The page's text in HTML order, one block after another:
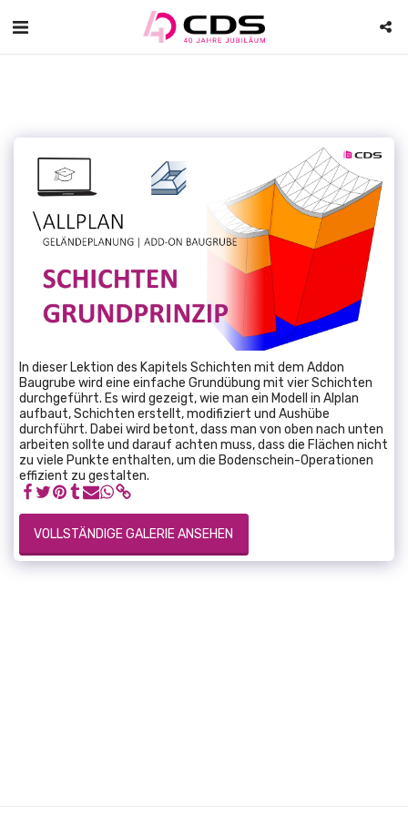
In dieser Lektion des Kapitels Schichten mit dem Addon
Baugrube wird eine einfache Grundübung mit vier Schichten
durchgeführt. Es wird gezeigt, wie man ein Modell in Alplan
aufbaut, Schichten erstellt, modifiziert und Aushübe
durchführt. Dabei wird betont, dass man von oben nach unten
arbeiten sollte und darauf achten muss, dass die Flächen nicht
zu viele Punkte enthalten, um die Bodenschein-Operationen
effizient zu gestalten.
VOLLSTÄNDIGE GALERIE ANSEHEN